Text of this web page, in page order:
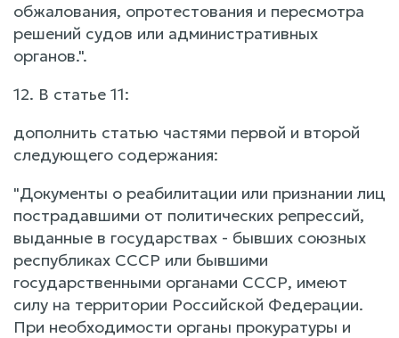
обжалования, опротестования и пересмотра
решений судов или административных
органов.".
12. В статье 11:
дополнить статью частями первой и второй
следующего содержания:
"Документы о реабилитации или признании лиц
пострадавшими от политических репрессий,
выданные в государствах - бывших союзных
республиках СССР или бывшими
государственными органами СССР, имеют
силу на территории Российской Федерации.
При необходимости органы прокуратуры и